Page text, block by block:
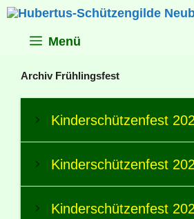
Zum
Inhalt
Menü
Archiv Frühlingsfest
Kinderschützenfest
Kinderschützenfest
Kinderschützenfest